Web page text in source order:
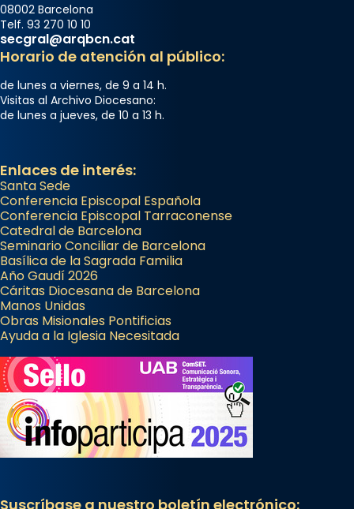
08002 Barcelona
Telf. 93 270 10 10
secgral@arqbcn.cat
Horario de atención al público:
de lunes a viernes, de 9 a 14 h.
Visitas al Archivo Diocesano:
de lunes a jueves, de 10 a 13 h.
Enlaces de interés:
Santa Sede
Conferencia Episcopal Española
Conferencia Episcopal Tarraconense
Catedral de Barcelona
Seminario Conciliar de Barcelona
Basílica de la Sagrada Familia
Año Gaudí 2026
Cáritas Diocesana de Barcelona
Manos Unidas
Obras Misionales Pontificias
Ayuda a la Iglesia Necesitada
Suscríbase a nuestro boletín electrónico: